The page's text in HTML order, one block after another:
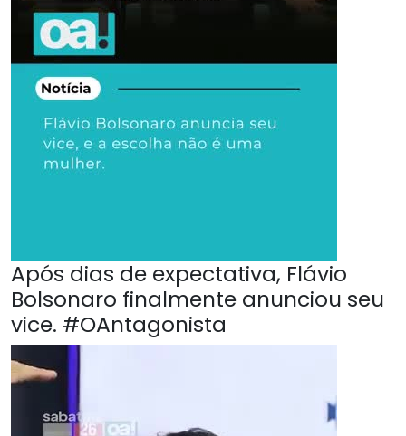
Após dias de expectativa, Flávio
Bolsonaro finalmente anunciou seu
vice. #OAntagonista